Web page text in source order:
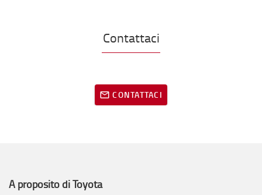
Contattaci
CONTATTACI
A proposito di Toyota